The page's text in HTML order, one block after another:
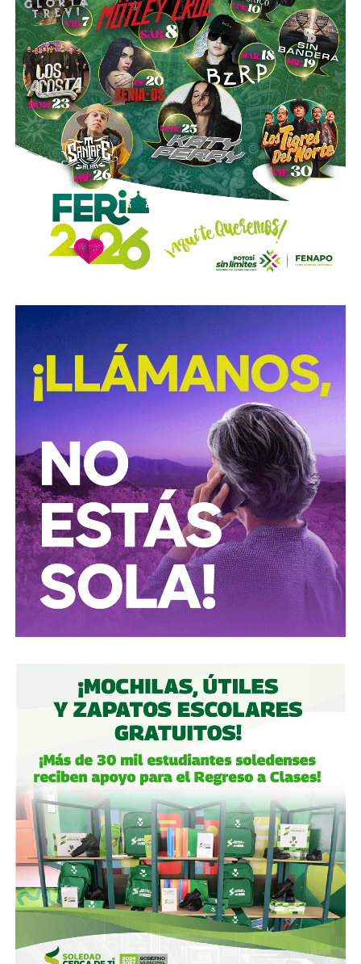
.
Sí hubo un fallo grande por parte de lasautoridades
viales municipales que no anunciaron a tiempo el tope
y no colocaron la señal hasta que ya estaba listo el muro
de los tormentos.
Sigue existiendo tardanza por parte de estas mismas
autoridades pararepintar o rescatar las señales que
no solo ahí, sino en toda la ciudad, están mal pintadas,
opacas, mal colocadas o tapadas por árboles
compartieron videos, que criticaron al
conductores hacia peatones
(como si eso no fuera pan
de cada día), ¿por qué no acompañaron sus post con un
“circule con cuidado”, “cumpla con lo establecido”,
“respete al peatón”?
A mis colegas de los medios: falta para el 2027, no
empecemos desde ya a
querer caerle mejor al que
todavía no saben si va a seguir en el poder , hagamos
periodismo útil, no crítica en busca de likes.
Conductores:respeten al peatón.Peatones: no usen el
móvil mientras cruzan las calles, ni intenten ganarle al
semáforo.Ciclistas:
hay solo 3 ciclovías, pero usémoslas
correctamente.
Autoridades:hagan su trabajo, pero háganlo bien, y no
descuiden lo que hicieron antes por centrarse solo en
personas se sientan más seguras entrando a un parque
bajo su cuidado, para evitar accidentes en una calle, de una
ciudad que también es parte del estado.
Gobierno municipal:no se apresuren por hacer cosas
solo de cara a la contienda electoral, échenle ganas y
háganlas bien, respeten los tiempos, informen
oportunamente a los usuarios de las vialidades.
Ya aprovechando,revisen las señales de tránsito de la
zona, que necesitan mantenimiento, y luego dense una
vuelta por la ciudad:hay banquetas que son
estacionamientos, hay ciclovías intransitables, hay
peatones en riesgoporque los conductores no siguen el
reglamento.